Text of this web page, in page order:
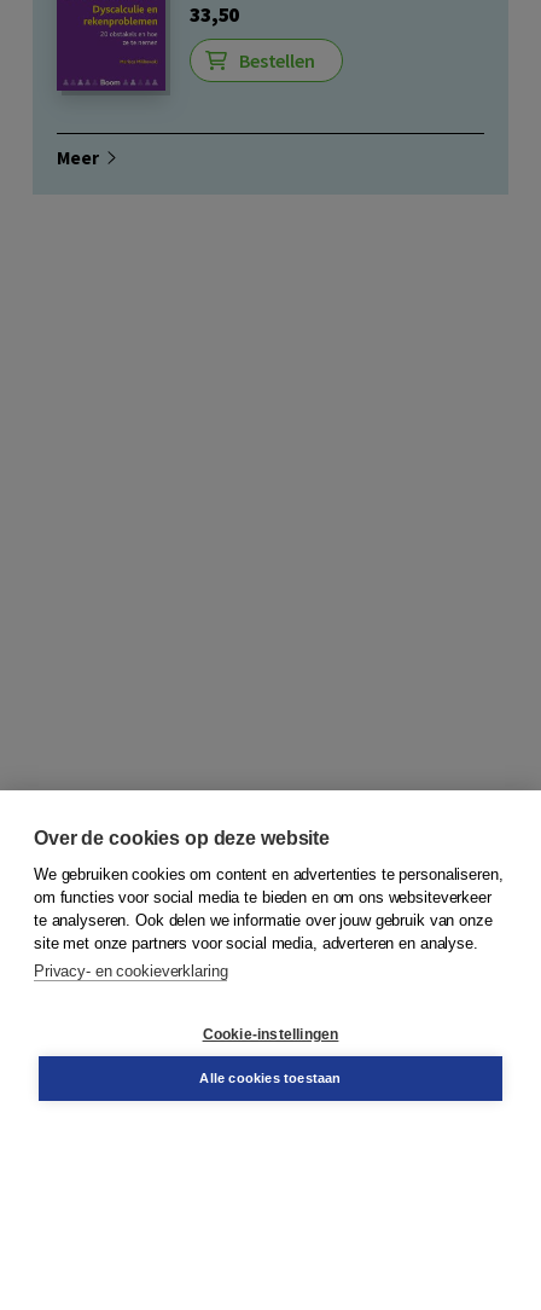
33,50
Bestellen
Meer
© 2026Koninklijke Boom uitgevers
Bestellen
Over de cookies op deze website
We gebruiken cookies om content en advertenties te personaliseren,
om functies voor social media te bieden en om ons websiteverkeer
te analyseren. Ook delen we informatie over jouw gebruik van onze
site met onze partners voor social media, adverteren en analyse.
Privacy- en cookieverklaring
Cookie-instellingen
Alle cookies toestaan